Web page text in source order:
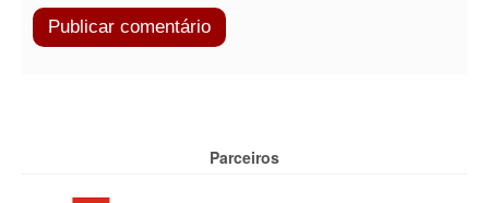
Parceiros